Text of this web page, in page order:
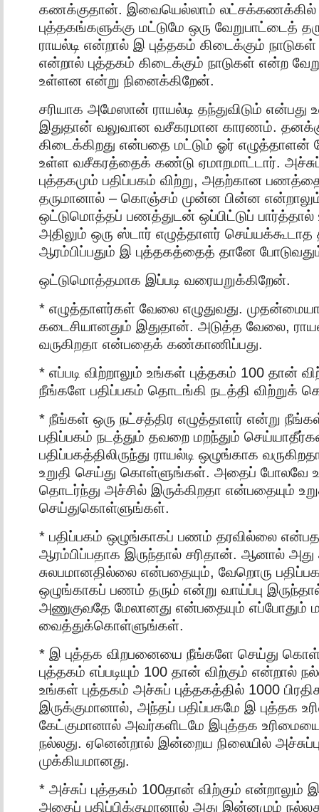
கணக்குதான். இவையெல்லாம் லட்சக்கணக்கில்
புத்தகங்களுக்கு மட்டுமே ஒரு வேறுபாட்டைத்
ராயல்டி என்றால் இ புத்தகம் கிடைக்கும் நாடுகள்
என்றால் புத்தகம் கிடைக்கும் நாடுகள் என்ற
உள்ளன என்று நினைக்கிறேன்.
சரியாக அமேஸான் ராயல்டி தந்துவிடும்
இதுதான் வலுவான வசீகரமான காரணம்.
கிடைக்கிறது என்பதை மட்டும் ஓர் எழுத்தாளன்
உள்ள வசீகரத்தைக் கண்டு ஏமாறமாட்டார்.
புத்தகமும் பதிப்பகம் விற்று, அதற்கான
தருமானால் – கொஞ்சம் முன்ன பின்ன
ஒட்டுமொத்தப் பணத்துடன் ஒப்பிட்டுப்
அதிலும் ஒரு ஸ்டார் எழுத்தாளர் செய்யக்கூடாத
ஆரம்பிப்பதும் இ புத்தகத்தைத் தானே
ஒட்டுமொத்தமாக இப்படி வரையறுக்கிறேன்.
* எழுத்தாளர்கள் வேலை எழுதுவது.
கடைசியானதும் இதுதான். அடுத்த வேலை,
வருகிறதா என்பதைக் கண்காணிப்பது.
* எப்படி விற்றாலும் உங்கள் புத்தகம் 100 தான்
நீங்களே பதிப்பகம் தொடங்கி நடத்தி விற்றுக்
* நீங்கள் ஒரு நட்சத்திர எழுத்தாளர் என்று
பதிப்பகம் நடத்தும் தவறை மறந்தும்
பதிப்பகத்திலிருந்து ராயல்டி ஒழுங்காக
உறுதி செய்து கொள்ளுங்கள். அதைப் போலவே
தொடர்ந்து அச்சில் இருக்கிறதா என்பதையும்
செய்துகொள்ளுங்கள்.
* பதிப்பகம் ஒழுங்காகப் பணம் தரவில்லை
ஆரம்பிப்பதாக இருந்தால் சரிதான். ஆனால்
சுலபமானதில்லை என்பதையும், வேறொரு
ஒழுங்காகப் பணம் தரும் என்று வாய்ப்பு
அணுகுவதே மேலானது என்பதையும் எப்போதும்
வைத்துக்கொள்ளுங்கள்.
* இ புத்தக விறபனையை நீங்களே செய்து
புத்தகம் எப்படியும் 100 தான் விற்கும் என்றால்
உங்கள் புத்தகம் அச்சுப் புத்தகத்தில் 1000
இருக்குமானால், அந்தப் பதிப்பகமே இ புத்தக
கேட்குமானால் அவர்களிடமே இபுத்தக
நல்லது. ஏனென்றால் இன்றைய நிலையில்
முக்கியமானது.
* அச்சுப் புத்தகம் 100தான் விற்கும்
அதைப் பதிப்பிக்குமானால் அது இன்னமும்